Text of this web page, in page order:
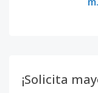
¡Solicita